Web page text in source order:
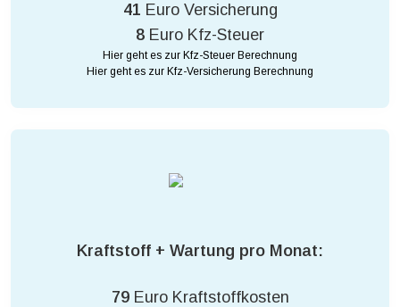
41 Euro Versicherung
8 Euro Kfz-Steuer
Hier geht es zur Kfz-Steuer Berechnung
Hier geht es zur Kfz-Versicherung Berechnung
Kraftstoff + Wartung pro Monat:
79 Euro Kraftstoffkosten